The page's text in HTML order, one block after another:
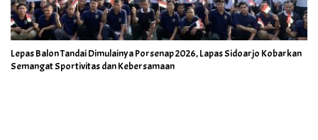
Lepas Balon Tandai Dimulainya Porsenap 2026, Lapas Sidoarjo Kobarkan
Semangat Sportivitas dan Kebersamaan